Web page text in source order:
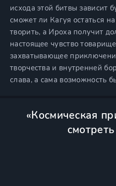
исхода этой битвы зависит
сможет ли Кагуя остаться
творить, а Ироха получит
настоящее чувство
захватывающее
творчества и внутренней
слава, а сама возможность
«Космическая